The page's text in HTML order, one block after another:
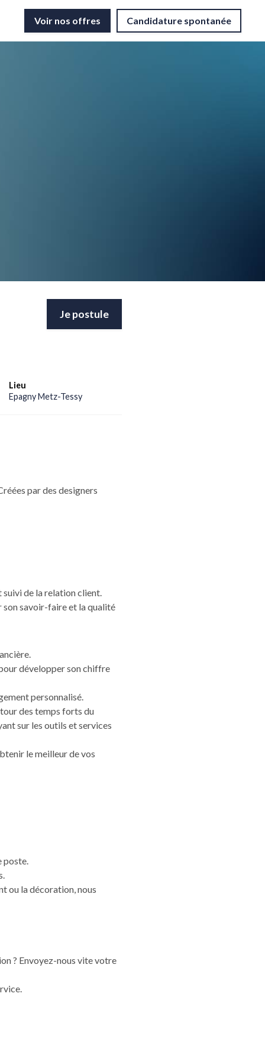
Voir nos offres Candidature spontanée
Je postule
Lieu
Epagny Metz-Tessy
par des designers
de la relation client.
son savoir-faire et la qualité
développer son chiffre
personnalisé.
des temps forts du
sur les outils et services
le meilleur de vos
poste.
ou la décoration, nous
? Envoyez-nous vite votre